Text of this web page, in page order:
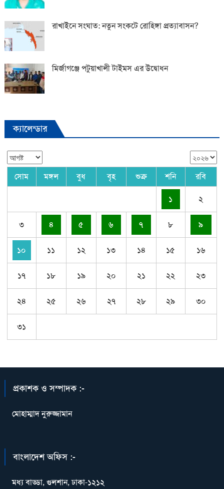
রাখাইনে সংঘাত: নতুন সংকটে রোহিঙ্গা প্রত্যাবাসন?
মির্জাগঞ্জে পটুয়াখালী টাইমস এর উদ্বোধন
ক্যালেন্ডার
সোম মঙ্গল বুধ বৃহ শুক্র শনি রবি
১ ২
৩ ৪ ৫ ৬ ৭ ৮ ৯
১০ ১১ ১২ ১৩ ১৪ ১৫ ১৬
১৭ ১৮ ১৯ ২০ ২১ ২২ ২৩
২৪ ২৫ ২৬ ২৭ ২৮ ২৯ ৩০
৩১
প্রকাশক ও সম্পাদক :-
মোহাম্মাদ নুরুজ্জামান
বাংলাদেশ অফিস :-
মধ্য বাড্ডা, গুলশান, ঢাকা-১২১২